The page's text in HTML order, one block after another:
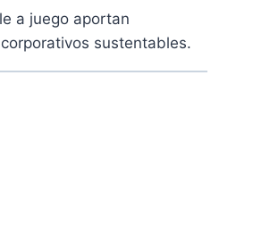
a juego aportan
sustentables.